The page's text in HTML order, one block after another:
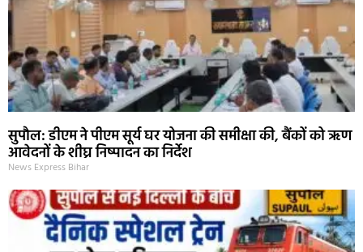
सुपौल: डीएम ने पीएम सूर्य घर योजना की समीक्षा की, बैंकों को ऋण
आवेदनों के शीघ्र निष्पादन का निर्देश
News Express Bihar